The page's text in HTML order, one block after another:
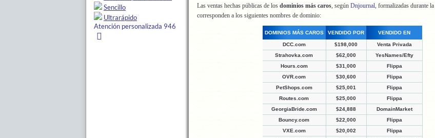
Las ventas hechas públicas de los dominios más caros, según Dnjournal, formalizadas durante la
corresponden a los siguientes nombres de dominio:
DOMINIOS MÁS CAROS VENDIDO POR VENDIDO EN
DCC.com $198,000
Venta Privada
Strahovka.com
$62,000
YesNames/Efty
Hours.com
$31,000
Flippa
OVR.com
$30,600
Flippa
PetShops.com
$25,001
Flippa
Routes.com
$25,000
Flippa
GeorgiaBride.com
$24,888
DomainMarket
Bouncy.com
$22,000
Flippa
VXE.com
$20,002
Flippa